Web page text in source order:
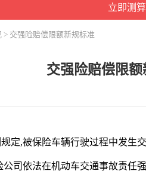
> 交强险赔偿限额新规标准
交强险赔偿限
定,被保险车辆行驶过程中发生
公司依法在机动车交通事故责任